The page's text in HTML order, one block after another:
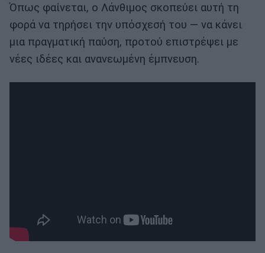
Όπως φαίνεται, ο Λάνθιμος σκοπεύει αυτή τη
φορά να τηρήσει την υπόσχεσή του — να κάνει
μια πραγματική παύση, προτού επιστρέψει με
νέες ιδέες και ανανεωμένη έμπνευση.